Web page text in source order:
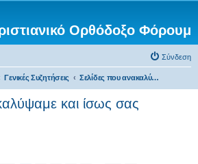
Ορθόδοξο Φόρουμ
Σύνδεση
Γενικές Συζητήσεις Σελίδες που ανακαλύψαμε και ίσως σας ενδιαφέρουν
και ίσως σας